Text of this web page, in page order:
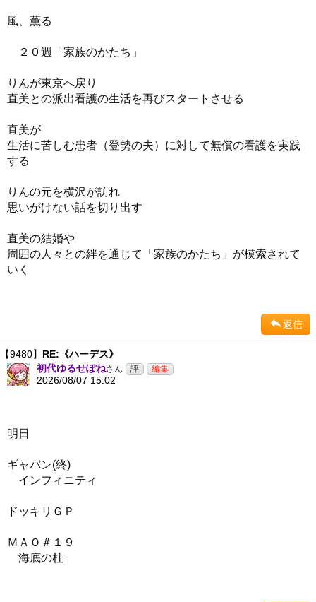
風、薫る
２０週「家族のかたち」
りんが東京へ戻り
直美との派出看護の生活を再びスタートさせる
直美が
生活に苦しむ患者（登勢の夫）に対して無償の看護を実践
する
りんの元を横沢が訪れ
思いがけない話を切り出す
直美の結婚や
周囲の人々との絆を通じて「家族のかたち」が模索されて
いく
返信
【9480】 RE:《ハーデス》
初代ゆるせぽねさん
2026/08/07 15:02
明日
ギャバン(終)
インフィニティ
ドッキリＧＰ
ＭＡＯ＃１９
海底の杜